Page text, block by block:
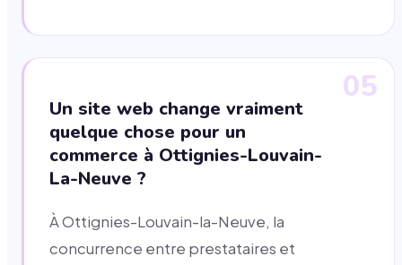
05
Un site web change vraiment
quelque chose pour un
commerce à Ottignies-Louvain-
La-Neuve ?
À Ottignies-Louvain-la-Neuve, la
concurrence entre prestataires et